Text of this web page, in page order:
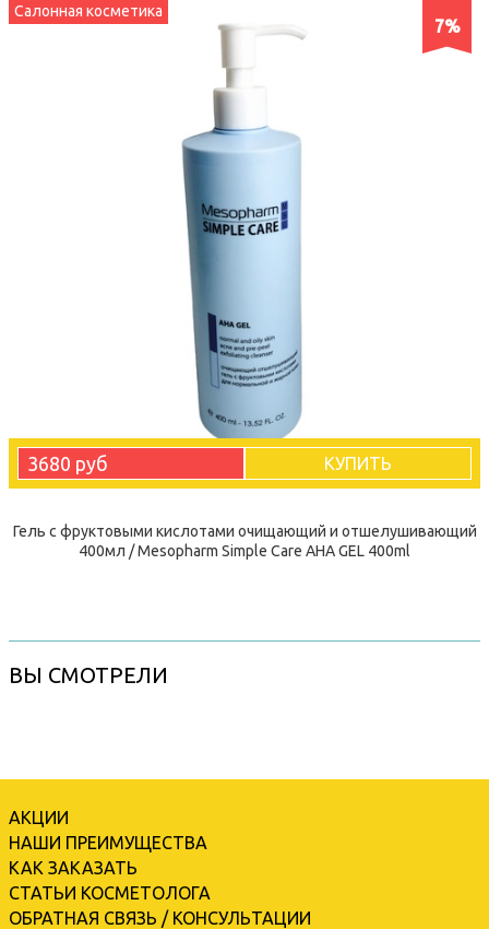
7%
Салонная косметика
3680 руб КУПИТЬ
Гель с фруктовыми кислотами очищающий и отшелушивающий
400мл / Mesopharm Simple Care AHA GEL 400ml
ВЫ СМОТРЕЛИ
АКЦИИ
НАШИ ПРЕИМУЩЕСТВА
КАК ЗАКАЗАТЬ
СТАТЬИ КОСМЕТОЛОГА
ОБРАТНАЯ СВЯЗЬ / КОНСУЛЬТАЦИИ